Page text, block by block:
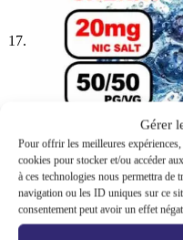
Gérer
Pour offrir les meilleures
cookies pour stocker et/ou accéder
à ces technologies nous permettra de
navigation ou les ID uniques sur ce
consentement peut avoir un effet